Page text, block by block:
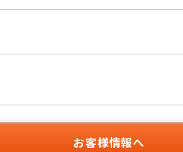
お客様情報へ